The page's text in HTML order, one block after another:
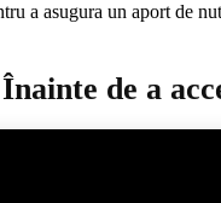
a asugura un aport de
Înainte de a